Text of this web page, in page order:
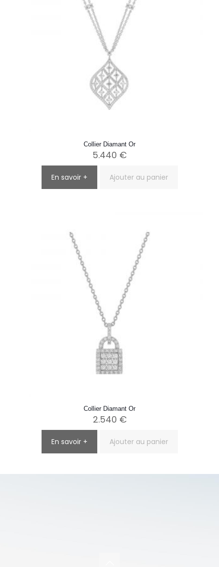
Collier Diamant Or
5.440 €
En savoir + Ajouter au panier
Collier Diamant Or
2.540 €
En savoir + Ajouter au panier